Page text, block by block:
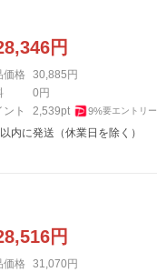
円
価格 30,885 円
0 円
ント
2,539pt 9%要エントリー
内に発送（休業日を除く）
円
価格 31,070 円